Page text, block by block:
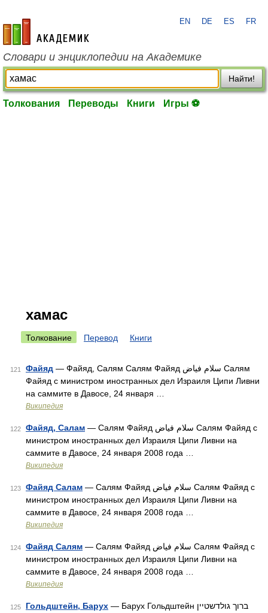
academic.ru
EN DE ES FR
Словари и энциклопедии на Академике
Найти!
Толкования Переводы Книги Игры ⚽
хамас
Толкование Перевод Книги
121 Файяд — Файяд, Салям Салям Файяд سلام فياض Салям
Файяд с министром иностранных дел Израиля Ципи Ливни
на саммите в Давосе, 24 января …
Википедия
122 Файяд, Салам — Салям Файяд سلام فياض Салям Файяд с
министром иностранных дел Израиля Ципи Ливни на
саммите в Давосе, 24 января 2008 года …
Википедия
123 Файяд Салам — Салям Файяд سلام فياض Салям Файяд с
министром иностранных дел Израиля Ципи Ливни на
саммите в Давосе, 24 января 2008 года …
Википедия
124 Файяд Салям — Салям Файяд سلام فياض Салям Файяд с
министром иностранных дел Израиля Ципи Ливни на
саммите в Давосе, 24 января 2008 года …
Википедия
125 Гольдштейн, Барух — Барух Гольдштейн ברוך גולדשטיין